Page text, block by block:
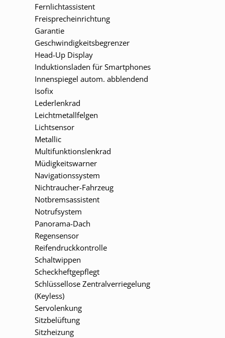
Fernlichtassistent
Freisprecheinrichtung
Garantie
Geschwindigkeitsbegrenzer
Head-Up Display
Induktionsladen für Smartphones
Innenspiegel autom. abblendend
Isofix
Lederlenkrad
Leichtmetallfelgen
Lichtsensor
Metallic
Multifunktionslenkrad
Müdigkeitswarner
Navigationssystem
Nichtraucher-Fahrzeug
Notbremsassistent
Notrufsystem
Panorama-Dach
Regensensor
Reifendruckkontrolle
Schaltwippen
Scheckheftgepflegt
Schlüssellose Zentralverriegelung
(Keyless)
Servolenkung
Sitzbelüftung
Sitzheizung